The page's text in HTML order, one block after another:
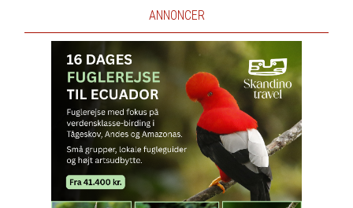
ANNONCER